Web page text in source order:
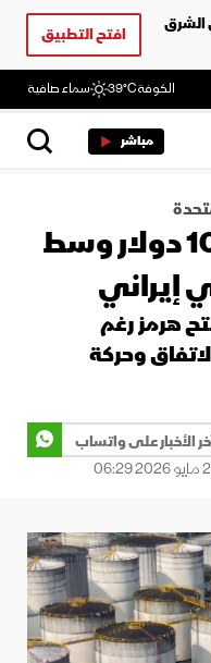
الشرق
افتح التطبيق
الكوفة39°C سماء صافية
مباشر
"برنت" يهبط دون 100 دولار وسط
إيراني
هرمز رغم
وحركة
الأخبار على واتساب